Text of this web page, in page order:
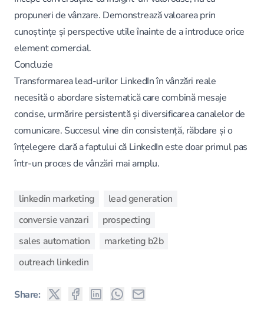
propuneri de vânzare. Demonstrează valoarea prin
cunoștințe și perspective utile înainte de a introduce orice
element comercial.
Concluzie
Transformarea lead-urilor LinkedIn în vânzări reale
necesită o abordare sistematică care combină mesaje
concise, urmărire persistentă și diversificarea canalelor de
comunicare. Succesul vine din consistență, răbdare și o
înțelegere clară a faptului că LinkedIn este doar primul pas
într-un proces de vânzări mai amplu.
linkedin marketing
lead generation
conversie vanzari
prospecting
sales automation
marketing b2b
outreach linkedin
Share: